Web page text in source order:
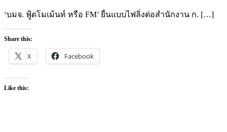
‘บมจ. ฟู้ดโมเม้นท์ หรือ FM’ ยื่นแบบไฟลิ่งต่อสำนักงาน ก. […]
Share this:
X Facebook
Like this: